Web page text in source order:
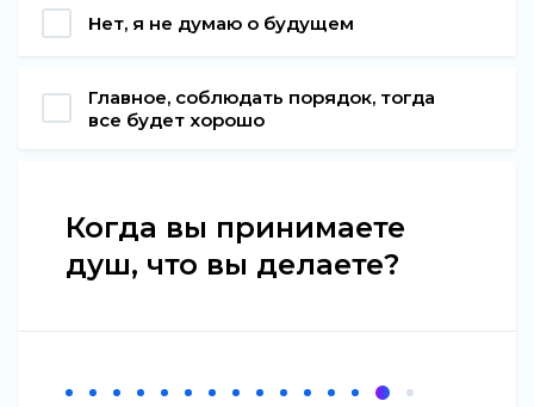
Нет, я не думаю о будущем
Главное, соблюдать порядок, тогда
все будет хорошо
Когда вы принимаете
душ, что вы делаете?